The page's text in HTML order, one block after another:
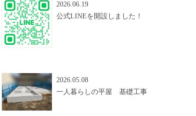
2026.06.19
公式LINEを開設しました！
2026.05.08
一人暮らしの平屋 基礎工事